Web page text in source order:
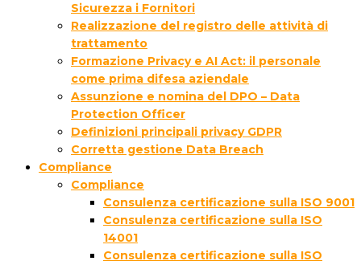
Sicurezza i Fornitori
Realizzazione del registro delle attività di
trattamento
Formazione Privacy e AI Act: il personale
come prima difesa aziendale
Assunzione e nomina del DPO – Data
Protection Officer
Definizioni principali privacy GDPR
Corretta gestione Data Breach
Compliance
Compliance
Consulenza certificazione sulla ISO 9001
Consulenza certificazione sulla ISO
14001
Consulenza certificazione sulla ISO